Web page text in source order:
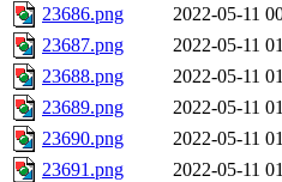
23686.png
2022-05-11
23687.png
2022-05-11
23688.png
2022-05-11
23689.png
2022-05-11
23690.png
2022-05-11
23691.png
2022-05-11